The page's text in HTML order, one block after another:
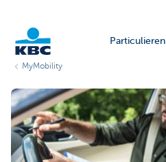
Particulieren
MyMobility